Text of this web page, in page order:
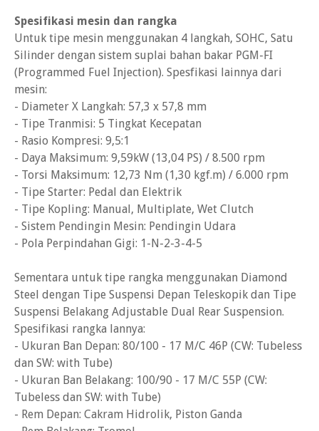
Spesifikasi mesin dan rangka
Untuk tipe mesin menggunakan 4 langkah, SOHC, Satu
Silinder dengan sistem suplai bahan bakar PGM-FI
(Programmed Fuel Injection). Spesfikasi lainnya dari
mesin:
- Diameter X Langkah: 57,3 x 57,8 mm
- Tipe Tranmisi: 5 Tingkat Kecepatan
- Rasio Kompresi: 9,5:1
- Daya Maksimum: 9,59kW (13,04 PS) / 8.500 rpm
- Torsi Maksimum: 12,73 Nm (1,30 kgf.m) / 6.000 rpm
- Tipe Starter: Pedal dan Elektrik
- Tipe Kopling: Manual, Multiplate, Wet Clutch
- Sistem Pendingin Mesin: Pendingin Udara
- Pola Perpindahan Gigi: 1-N-2-3-4-5
Sementara untuk tipe rangka menggunakan Diamond
Steel dengan Tipe Suspensi Depan Teleskopik dan Tipe
Suspensi Belakang Adjustable Dual Rear Suspension.
Spesifikasi rangka lannya:
- Ukuran Ban Depan: 80/100 - 17 M/C 46P (CW: Tubeless
dan SW: with Tube)
- Ukuran Ban Belakang: 100/90 - 17 M/C 55P (CW:
Tubeless dan SW: with Tube)
- Rem Depan: Cakram Hidrolik, Piston Ganda